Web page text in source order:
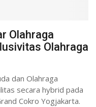
Olahraga
Olahraga
dan Olahraga
secara hybrid pada
Cokro Yogjakarta.